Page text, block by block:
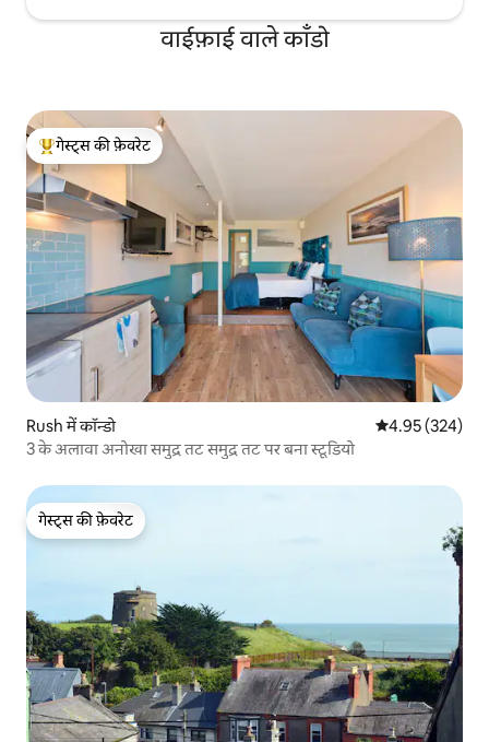
वाईफ़ाई वाले काँडो
गेस्ट्स का टॉप फ़ेवरेट
गेस्ट्स की फ़ेवरेट
Rush में कॉन्डो औसत रेटिंग 5 में से
4.95 (324)
3 के अलावा अनोखा समुद्र तट समुद्र तट पर बना स्टूडियो
गेस्ट्स की फ़ेवरेट
गेस्ट्स की फ़ेवरेट